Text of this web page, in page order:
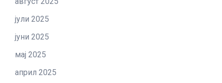
јули 2025
јуни 2025
мај 2025
април 2025